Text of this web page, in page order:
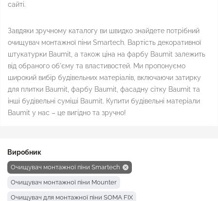
сайті.
Завдяки зручному каталогу ви швидко знайдете потрібний
очищувач монтажної піни Smartech. Вартість декоративної
штукатурки Baumit, а також ціна на фарбу Baumit залежить
від обраного об'єму та властивостей. Ми пропонуємо
широкий вибір будівельних матеріалів, включаючи затирку
для плитки Baumit, фарбу Baumit, фасадну сітку Baumit та
інші будівельні суміші Baumit. Купити будівельні матеріали
Baumit у нас – це вигідно та зручно!
Виробник
Очищувач монтажної піни Smartech
Очищувач монтажної піни Mounter
Очищувач для монтажної піни SOMA FIX